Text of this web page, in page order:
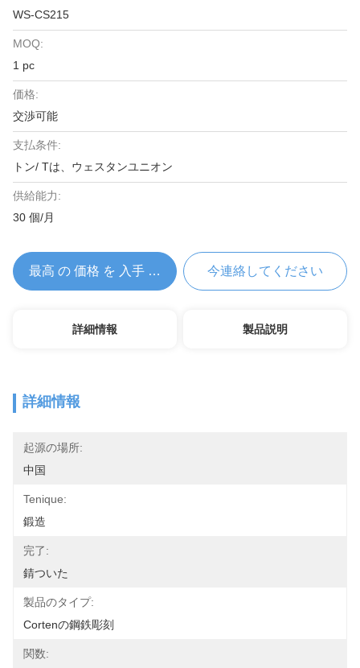
WS-CS215
MOQ:
1 pc
価格:
交渉可能
支払条件:
トン/ Tは、ウェスタンユニオン
供給能力:
30 個/月
最高 の 価格 を 入手 する 今連絡してください
詳細情報 製品説明
詳細情報
起源の場所:
中国
Tenique:
鍛造
完了:
錆ついた
製品のタイプ:
Cortenの鋼鉄彫刻
関数: